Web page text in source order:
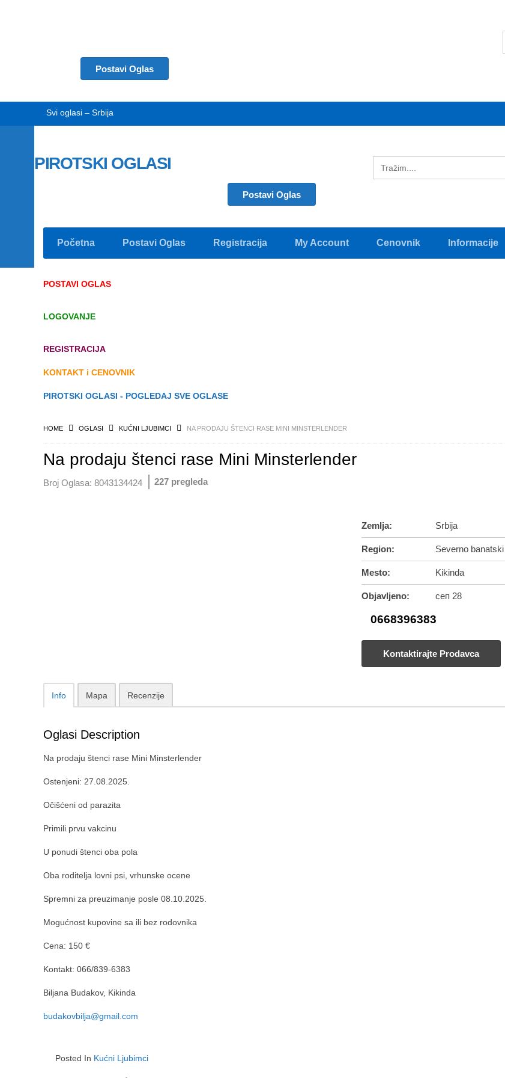
Postavi Oglas
Svi oglasi – Srbija
PIROTSKI OGLASI
Postavi Oglas
Početna Postavi Oglas Registracija My Account Cenovnik Informacije
POSTAVI OGLAS
LOGOVANJE
REGISTRACIJA
KONTAKT i CENOVNIK
PIROTSKI OGLASI - POGLEDAJ SVE OGLASE
HOME OGLASI KUĆNI LJUBIMCI NA PRODAJU ŠTENCI RASE MINI MINSTERLENDER
Na prodaju štenci rase Mini Minsterlender
Broj Oglasa: 8043134424 227 pregleda
Zemlja: Srbija
Region: Severno banatski
Mesto: Kikinda
Objavljeno: сеп 28
0668396383
Kontaktirajte Prodavca
Info Mapa Recenzije
Oglasi Description
Na prodaju štenci rase Mini Minsterlender
Ostenjeni: 27.08.2025.
Očišćeni od parazita
Primili prvu vakcinu
U ponudi štenci oba pola
Oba roditelja lovni psi, vrhunske ocene
Spremni za preuzimanje posle 08.10.2025.
Mogućnost kupovine sa ili bez rodovnika
Cena: 150 €
Kontakt: 066/839-6383
Biljana Budakov, Kikinda
budakovbilja@gmail.com
Posted In Kućni Ljubimci